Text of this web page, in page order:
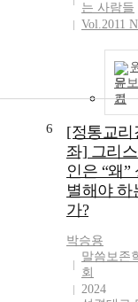
는 사람들
Vol.2011
문보
기
6
[정통교리
좌] 그리
인은 “왜”
별해야 하
가?
박승용
말씀보존
회
2024